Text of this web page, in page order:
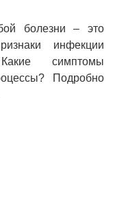
болезни – это
инфекции
симптомы
Подробно